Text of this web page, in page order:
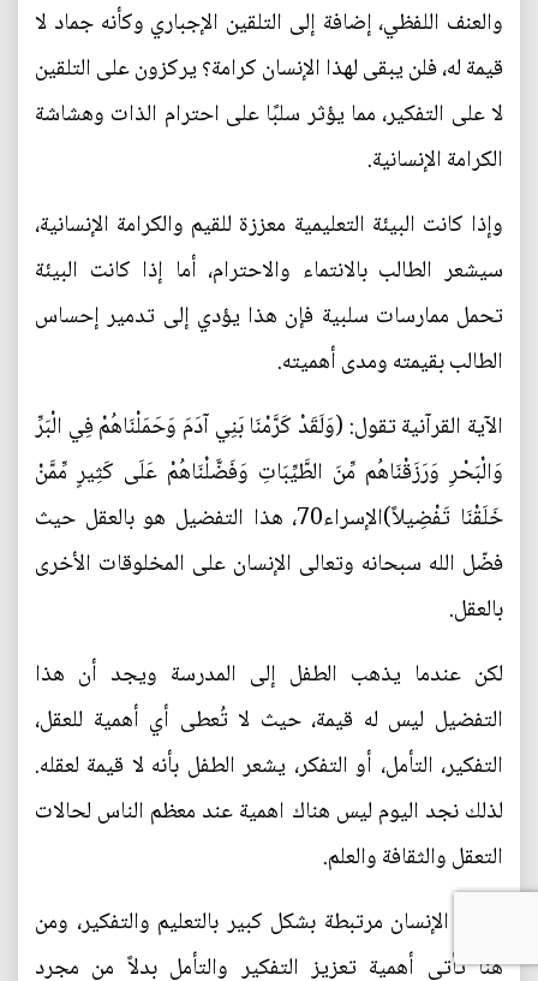
والعنف اللفظي، إضافة إلى التلقين الإجباري وكأنه جماد لا
قيمة له، فلن يبقى لهذا الإنسان كرامة؟ يركزون على التلقين
لا على التفكير، مما يؤثر سلبًا على احترام الذات وهشاشة
الكرامة الإنسانية.
وإذا كانت البيئة التعليمية معززة للقيم والكرامة الإنسانية،
سيشعر الطالب بالانتماء والاحترام، أما إذا كانت البيئة
تحمل ممارسات سلبية فإن هذا يؤدي إلى تدمير إحساس
الطالب بقيمته ومدى أهميته.
الآية القرآنية تقول: (وَلَقَدْ كَرَّمْنَا بَنِي آدَمَ وَحَمَلْنَاهُمْ فِي الْبَرِّ
وَالْبَحْرِ وَرَزَقْنَاهُم مِّنَ الطَّيِّبَاتِ وَفَضَّلْنَاهُمْ عَلَى كَثِيرٍ مِّمَّنْ
خَلَقْنَا تَفْضِيلاً)الإسراء70، هذا التفضيل هو بالعقل حيث
فضّل الله سبحانه وتعالى الإنسان على المخلوقات الأخرى
بالعقل.
لكن عندما يذهب الطفل إلى المدرسة ويجد أن هذا
التفضيل ليس له قيمة، حيث لا تُعطى أي أهمية للعقل،
التفكير، التأمل، أو التفكر، يشعر الطفل بأنه لا قيمة لعقله.
لذلك نجد اليوم ليس هناك اهمية عند معظم الناس لحالات
التعقل والثقافة والعلم.
كرامة الإنسان مرتبطة بشكل كبير بالتعليم والتفكير، ومن
هنا تأتي أهمية تعزيز التفكير والتأمل بدلاً من مجرد